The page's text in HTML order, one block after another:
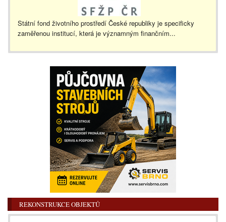
Státní fond životního prostředí České republiky je specificky
zaměřenou institucí, která je významným finančním...
REKONSTRUKCE OBJEKTŮ